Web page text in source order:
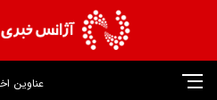
عناوین